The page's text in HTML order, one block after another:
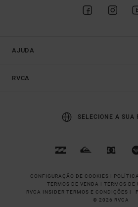
AJUDA
RVCA
SELECIONE A SUA
CONFIGURAÇÃO DE COOKIES |
TERMOS DE VENDA | TERMOS DE
RVCA INSIDER TERMOS E CONDIÇÕES |
© 2026 RVCA